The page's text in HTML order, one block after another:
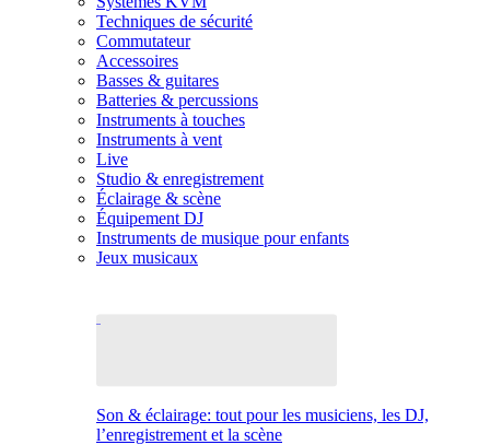
Techniques de sécurité
Commutateur
Accessoires
Basses & guitares
Batteries & percussions
Instruments à touches
Instruments à vent
Live
Studio & enregistrement
Éclairage & scène
Équipement DJ
Instruments de musique pour enfants
Jeux musicaux
Son & éclairage: tout pour les musiciens, les DJ,
l’enregistrement et la scène